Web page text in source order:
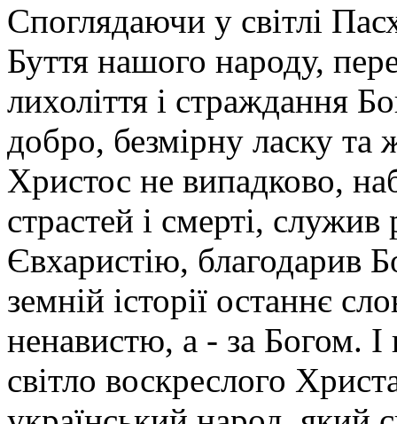
Cпоглядаючи у світлі
Буття нашого народу,
лихоліття і страждання
добро, безмірну ласку та
Христос не випадково,
страстей і смерті,
Євхаристію, благодарив
земній історії останнє
ненавистю, а - за Богом. І
світло воскреслого